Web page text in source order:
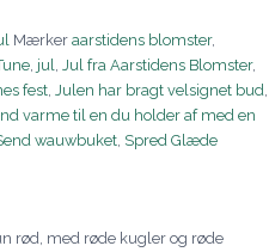
Mærker aarstidens blomster,
jul Jul fra Aarstidens Blomster,
fest Julen har bragt velsignet bud
varme til en du holder af med en
wauwbuket Spred Glæde
rød, med røde kugler og røde